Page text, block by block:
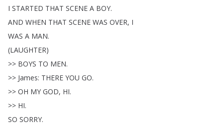
I STARTED THAT SCENE A BOY.
AND WHEN THAT SCENE WAS OVER, I
WAS A MAN.
(LAUGHTER)
>> BOYS TO MEN.
>> James: THERE YOU GO.
>> OH MY GOD, HI.
>> HI.
SO SORRY.